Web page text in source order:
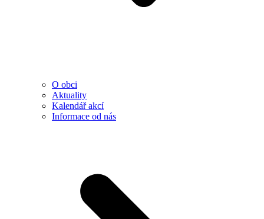
O obci
Aktuality
Kalendář akcí
Informace od nás